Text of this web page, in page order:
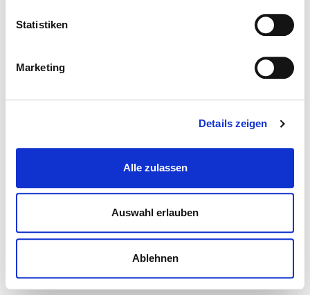
Statistiken
Marketing
Details zeigen
Alle zulassen
Auswahl erlauben
Ablehnen